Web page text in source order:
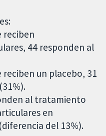
reciben
44 responden al
reciben un placebo, 31
al tratamiento
en
del 13%).